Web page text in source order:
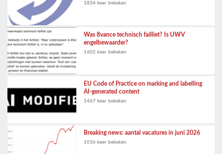
1834 keer bekeken
Was 8vance technisch failliet? Is UWV
engelbewaarder?
1602 keer bekeken
EU Code of Practice on marking and labelling
AI-generated content
1467 keer bekeken
Breaking news: aantal vacatures in juni 2026
1036 keer bekeken